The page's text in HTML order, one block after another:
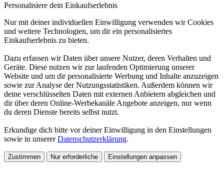
Personalisiere dein Einkaufserlebnis
Nur mit deiner individuellen Einwilligung verwenden wir Cookies
und weitere Technologien, um dir ein personalisiertes
Einkaufserlebnis zu bieten.
Dazu erfassen wir Daten über unsere Nutzer, deren Verhalten und
Geräte. Diese nutzen wir zur laufenden Optimierung unserer
Website und um dir personalisierte Werbung und Inhalte anzuzeigen
sowie zur Analyse der Nutzungsstatistiken. Außerdem können wir
deine verschlüsselten Daten mit externen Anbietern abgleichen und
dir über deren Online-Werbekanäle Angebote anzeigen, nur wenn
du deren Dienste bereits selbst nutzt.
Erkundige dich bitte vor deiner Einwilligung in den Einstellungen
sowie in unsererDatenschutzerklärung.
Zustimmen Nur erforderliche Einstellungen anpassen